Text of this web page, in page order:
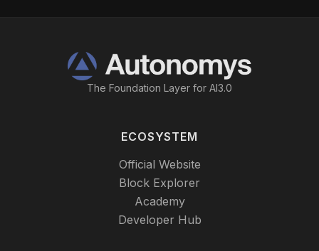
The Foundation Layer for AI3.0
ECOSYSTEM
Official Website
Block Explorer
Academy
Developer Hub